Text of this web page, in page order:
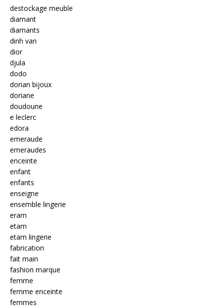
destockage meuble
diamant
diamants
dinh van
dior
djula
dodo
dorian bijoux
doriane
doudoune
e leclerc
edora
emeraude
emeraudes
enceinte
enfant
enfants
enseigne
ensemble lingerie
eram
etam
etam lingerie
fabrication
fait main
fashion marque
femme
femme enceinte
femmes